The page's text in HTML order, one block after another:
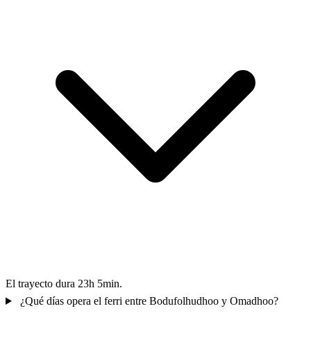
El trayecto dura 23h 5min.
¿Qué días opera el ferri entre Bodufolhudhoo y Omadhoo?